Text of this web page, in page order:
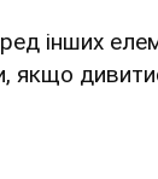
інших
якщо